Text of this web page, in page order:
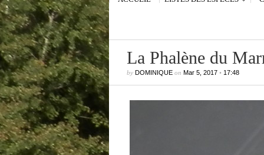
Commentaires récents
La Phalène du
by DOMINIQUEon Mar 5, 2017• 17:48